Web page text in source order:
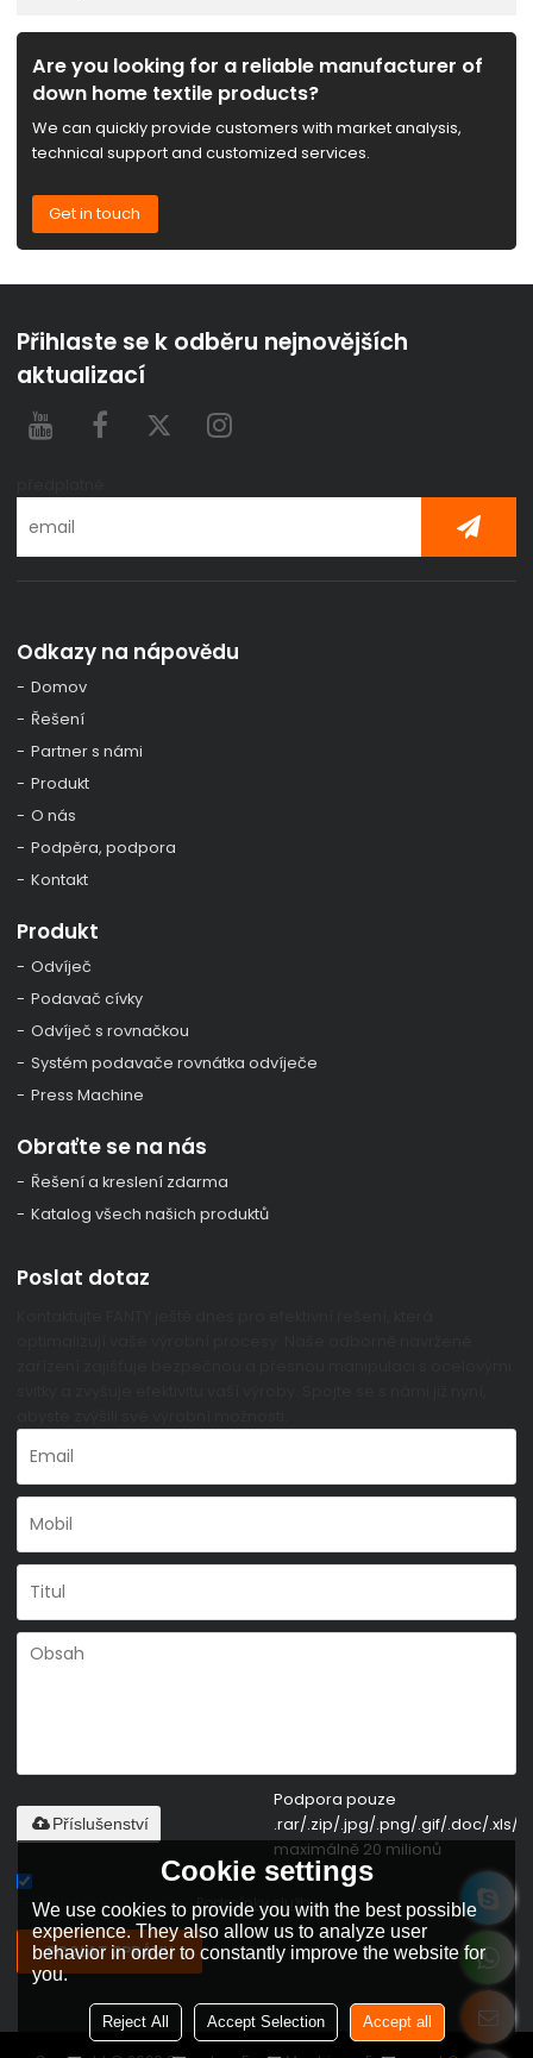
Are you looking for a reliable manufacturer of
down home textile products?
We can quickly provide customers with market analysis,
technical support and customized services.
Get in touch
Přihlaste se k odběru nejnovějších
aktualizací
Odkazy na nápovědu
Domov
Řešení
Partner s námi
Produkt
O nás
Podpěra, podpora
Kontakt
Produkt
Odvíječ
Podavač cívky
Odvíječ s rovnačkou
Systém podavače rovnátka odvíječe
Press Machine
Obraťte se na nás
Řešení a kreslení zdarma
Katalog všech našich produktů
Poslat dotaz
Podpora pouze
.rar/.zip/.jpg/.png/.gif/.doc/.xls/
maximálně 20 milionů
Příslušenství
Souhlas s podmínkami,Podmínky služby
POSLAT ZPRÁVU
Cookie settings
We use cookies to provide you with the best possible
experience. They also allow us to analyze user
behavior in order to constantly improve the website for
you.
Reject All Accept Selection Accept all